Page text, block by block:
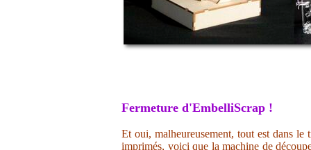
Fermeture d'EmbelliScrap !
Et oui, malheureusement, tout est dans
imprimés, voici que la machine de